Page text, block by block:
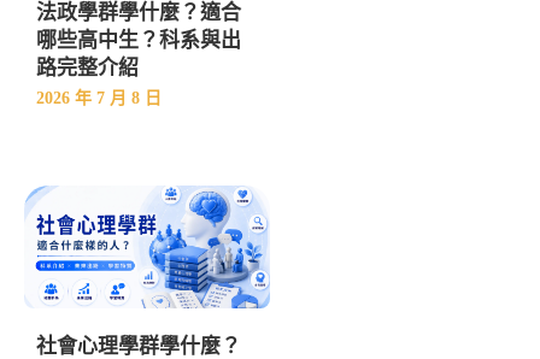
法政學群學什麼？適合
哪些高中生？科系與出
路完整介紹
2026 年 7 月 8 日
社會心理學群學什麼？